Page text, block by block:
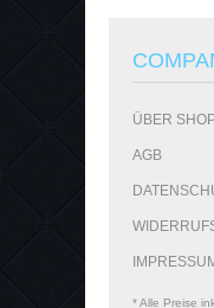
ÜBER
AGB
* Alle Preise